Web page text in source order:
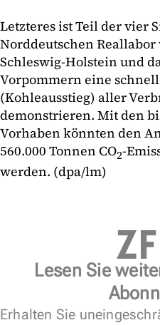
Letzteres ist Teil der vier
Norddeutschen
Schleswig-Holstein und
Vorpommern eine
(Kohleausstieg) aller
demonstrieren. Mit den
Vorhaben könnten den
560.000 Tonnen CO2-
werden. (dpa/lm)
Lesen Sie
Erhalten Sie